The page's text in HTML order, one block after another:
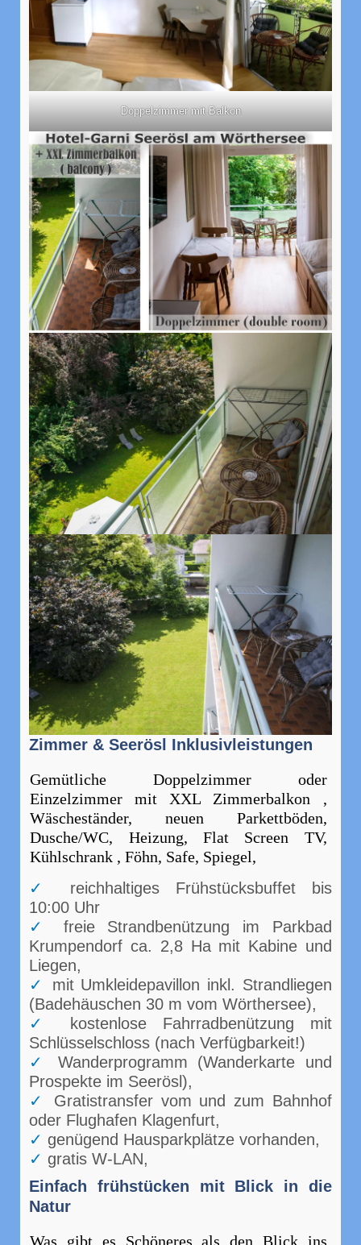
Doppelzimmer mit Balkon
Zimmer & Seerösl Inklusivleistungen
Gemütliche Doppelzimmer oder
Einzelzimmer mit XXL Zimmerbalkon ,
Wäscheständer, neuen Parkettböden,
Dusche/WC, Heizung, Flat Screen TV,
Kühlschrank , Föhn, Safe, Spiegel,
reichhaltiges Frühstücksbuffet bis
10:00 Uhr
freie Strandbenützung im Parkbad
Krumpendorf ca. 2,8 Ha mit Kabine und
Liegen,
mit Umkleidepavillon inkl. Strandliegen
(Badehäuschen 30 m vom Wörthersee),
kostenlose Fahrradbenützung mit
Schlüsselschloss (nach Verfügbarkeit!)
Wanderprogramm (Wanderkarte und
Prospekte im Seerösl),
Gratistransfer vom und zum Bahnhof
oder Flughafen Klagenfurt,
genügend Hausparkplätze vorhanden,
gratis W-LAN,
Einfach frühstücken mit Blick in die
Natur
Was gibt es Schöneres als den Blick ins